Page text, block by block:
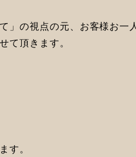
」の視点の元、お客様お
て頂きます。
す。